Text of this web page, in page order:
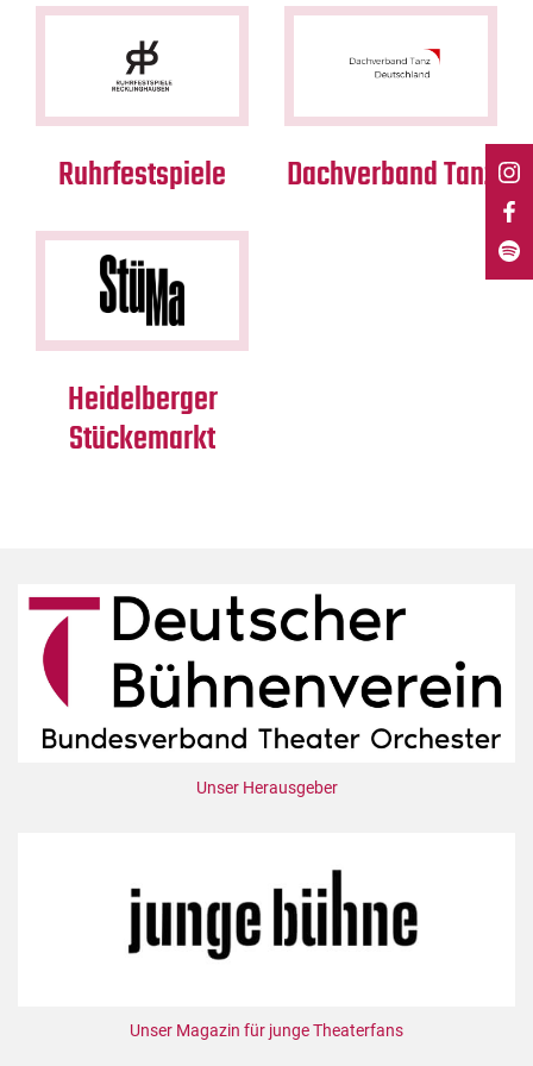
Mediadaten
Ruhrfestspiele Dachverband Tanz
Heidelberger
Stückemarkt
Unser Herausgeber
Unser Magazin für junge Theaterfans